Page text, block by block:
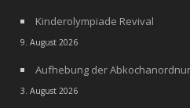
Kinderolympiade Revival
9. August 2026
Aufhebung der
3. August 2026